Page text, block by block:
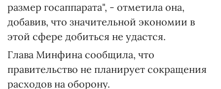
размер госаппарата", - отметила она,
добавив, что значительной экономии в
этой сфере добиться не удастся.
Глава Минфина сообщила, что
правительство не планирует сокращения
расходов на оборону.